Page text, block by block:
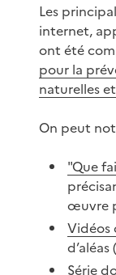
Les
internet,
ont été
pour la
naturelles
On peut
"Que
œuvre
Vidéos
Série